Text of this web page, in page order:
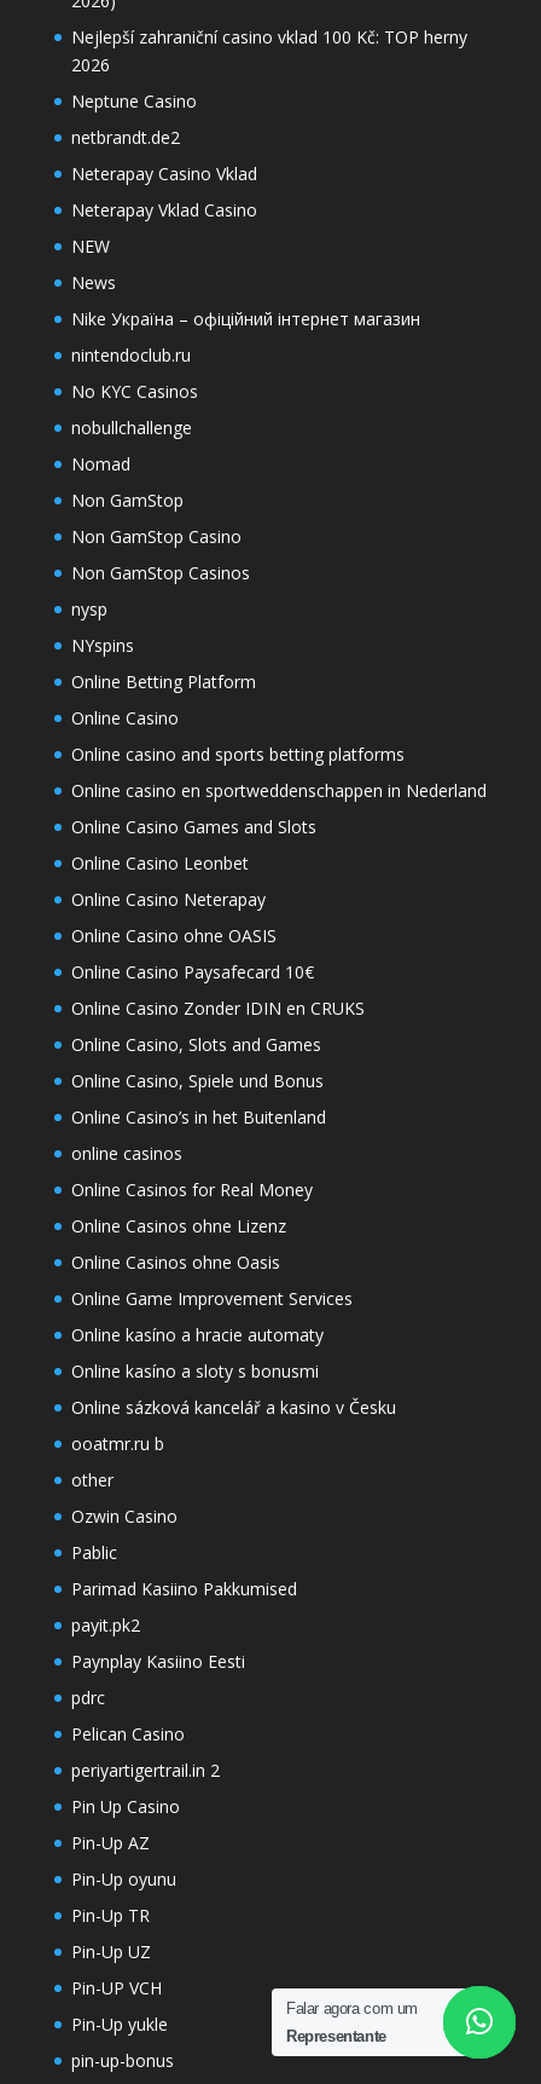
Falar agora com um
Representante
Nejlepší zahraniční casino vklad 100 Kč: TOP herny
2026
Neptune Casino
netbrandt.de2
Neterapay Casino Vklad
Neterapay Vklad Casino
NEW
News
Nike Україна – офіційний інтернет магазин
nintendoclub.ru
No KYC Casinos
nobullchallenge
Nomad
Non GamStop
Non GamStop Casino
Non GamStop Casinos
nysp
NYspins
Online Betting Platform
Online Casino
Online casino and sports betting platforms
Online casino en sportweddenschappen in Nederland
Online Casino Games and Slots
Online Casino Leonbet
Online Casino Neterapay
Online Casino ohne OASIS
Online Casino Paysafecard 10€
Online Casino Zonder IDIN en CRUKS
Online Casino, Slots and Games
Online Casino, Spiele und Bonus
Online Casino’s in het Buitenland
online casinos
Online Casinos for Real Money
Online Casinos ohne Lizenz
Online Casinos ohne Oasis
Online Game Improvement Services
Online kasíno a hracie automaty
Online kasíno a sloty s bonusmi
Online sázková kancelář a kasino v Česku
ooatmr.ru b
other
Ozwin Casino
Pablic
Parimad Kasiino Pakkumised
payit.pk2
Paynplay Kasiino Eesti
pdrc
Pelican Casino
periyartigertrail.in 2
Pin Up Casino
Pin-Up AZ
Pin-Up oyunu
Pin-Up TR
Pin-Up UZ
Pin-UP VCH
Pin-Up yukle
pin-up-bonus